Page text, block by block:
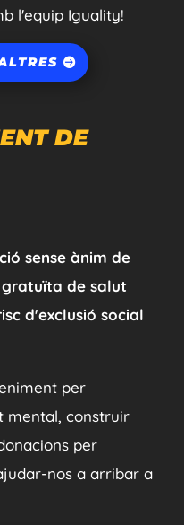
l'equip Iguality!
DE
sense ànim de
de salut
d'exclusió social
per
mental, construir
per
nos a arribar a